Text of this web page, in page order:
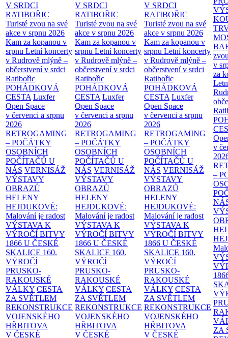
V SRDCI
RATIBOŘIC
Turisté zvou na své
akce v srpnu 2026
Kam za kopanou v
srpnu Letní koncerty
v Rudrově mlýně –
občerstvení v srdci
Ratibořic
POHÁDKOVÁ
CESTA Luxfer
Open Space
v červenci a srpnu
2026
RETROGAMING
– POČÁTKY
OSOBNÍCH
POČÍTAČŮ U
NÁS VERNISÁŽ
VÝSTAVY
OBRAZŮ
HELENY
HEJDUKOVÉ:
Malování je radost
VÝSTAVA K
VÝROČÍ BITVY
1866 U ČESKÉ
SKALICE 160.
VÝROČÍ
PRUSKO-
RAKOUSKÉ
VÁLKY CESTA
ZA SVĚTLEM
REKONSTRUKCE
VOJENSKÉHO
HŘBITOVA
V ČESKÉ
V SRDCI
RATIBOŘIC
Turisté zvou na své
akce v srpnu 2026
Kam za kopanou v
srpnu Letní koncerty
v Rudrově mlýně –
občerstvení v srdci
Ratibořic
POHÁDKOVÁ
CESTA Luxfer
Open Space
v červenci a srpnu
2026
RETROGAMING
– POČÁTKY
OSOBNÍCH
POČÍTAČŮ U
NÁS VERNISÁŽ
VÝSTAVY
OBRAZŮ
HELENY
HEJDUKOVÉ:
Malování je radost
VÝSTAVA K
VÝROČÍ BITVY
1866 U ČESKÉ
SKALICE 160.
VÝROČÍ
PRUSKO-
RAKOUSKÉ
VÁLKY CESTA
ZA SVĚTLEM
REKONSTRUKCE
VOJENSKÉHO
HŘBITOVA
V ČESKÉ
V SRDCI
RATIBOŘIC
Turisté zvou na své
akce v srpnu 2026
Kam za kopanou v
srpnu Letní koncerty
v Rudrově mlýně –
občerstvení v srdci
Ratibořic
POHÁDKOVÁ
CESTA Luxfer
Open Space
v červenci a srpnu
2026
RETROGAMING
– POČÁTKY
OSOBNÍCH
POČÍTAČŮ U
NÁS VERNISÁŽ
VÝSTAVY
OBRAZŮ
HELENY
HEJDUKOVÉ:
Malování je radost
VÝSTAVA K
VÝROČÍ BITVY
1866 U ČESKÉ
SKALICE 160.
VÝROČÍ
PRUSKO-
RAKOUSKÉ
VÁLKY CESTA
ZA SVĚTLEM
REKONSTRUKCE
VOJENSKÉHO
HŘBITOVA
V ČESKÉ
v
za
v
–
ZA